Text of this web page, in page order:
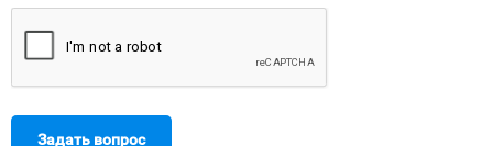
Задать вопрос